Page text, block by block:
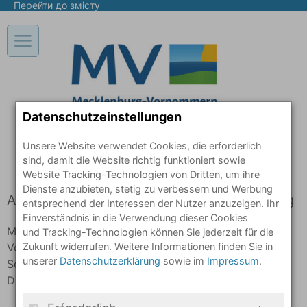
Перейти до змісту
Відкрити / закрити основну навігацію в мобільному
Anbieter gemäß § 55 Rundfunkstaatsvertrag
Ministerpräsidentin des Landes Mecklenburg-
Vorpommern - Staatskanzlei -
Schloßstraße 2-4
D-19053 Schwerin
Datenschutzeinstellungen
Unsere Website verwendet Cookies, die erforderlich
sind, damit die Website richtig funktioniert sowie
Website Tracking-Technologien von Dritten, um ihre
Dienste anzubieten, stetig zu verbessern und Werbung
entsprechend der Interessen der Nutzer anzuzeigen. Ihr
Einverständnis in die Verwendung dieser Cookies
und Tracking-Technologien können Sie jederzeit für die
Zukunft widerrufen. Weitere Informationen finden Sie in
unserer Datenschutzerklärung sowie im Impressum.